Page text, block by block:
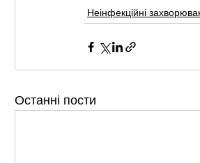
Неінфекційні
Останні пости